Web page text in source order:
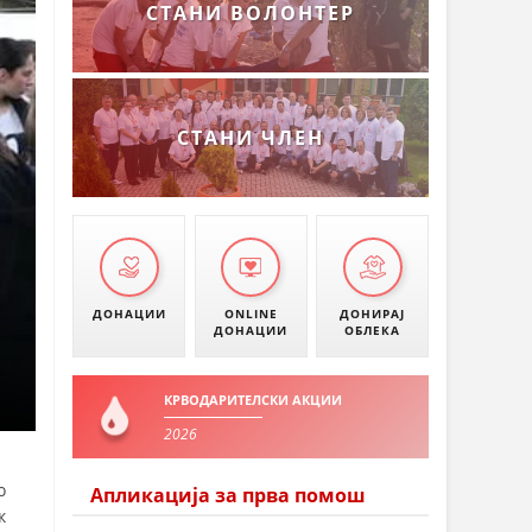
СТАНИ ВОЛОНТЕР
СТАНИ ЧЛЕН
ДОНАЦИИ
ONLINE
ДОНАЦИИ
ДОНИРАЈ
ОБЛЕКА
КРВОДАРИТЕЛСКИ АКЦИИ
2026
Апликација за прва помош